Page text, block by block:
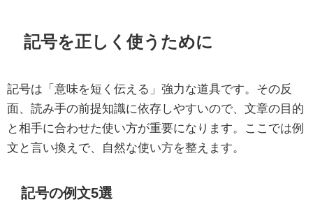
記号を正しく使うために
記号は「意味を短く伝える」強力な道具です。その反
面、読み手の前提知識に依存しやすいので、文章の目的
と相手に合わせた使い方が重要になります。ここでは例
文と言い換えで、自然な使い方を整えます。
記号の例文5選